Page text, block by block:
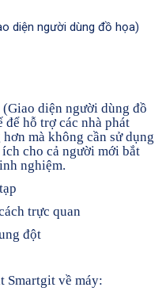
diện người dùng đồ họa)
diện người dùng đồ
hỗ trợ các nhà phát
mà không cần sử dụng
cho cả người mới bắt
nghiệm.
trực quan
đột
Smartgit về máy: